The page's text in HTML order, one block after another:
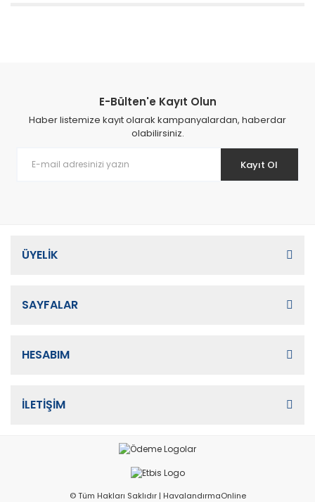
E-Bülten'e Kayıt Olun
Haber listemize kayıt olarak kampanyalardan, haberdar
olabilirsiniz.
Kayıt Ol
ÜYELİK
SAYFALAR
HESABIM
İLETİŞİM
© Tüm Hakları Saklıdır | HavalandırmaOnline